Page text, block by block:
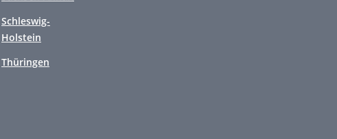
Schleswig-
Holstein
Thüringen